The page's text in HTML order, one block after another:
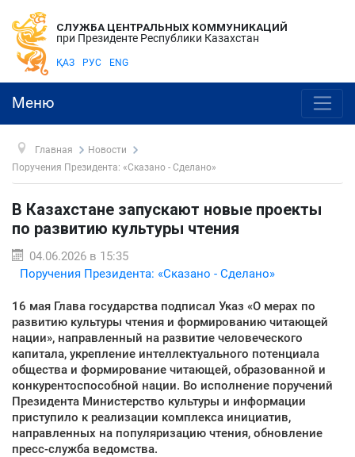
СЛУЖБА ЦЕНТРАЛЬНЫХ КОММУНИКАЦИЙ
при Президенте Республики Казахстан
ҚАЗ РУС ENG
Меню
Главная
Новости
Поручения Президента: «Сказано - Сделано»
В Казахстане запускают новые проекты
по развитию культуры чтения
04.06.2026 в 15:35
Поручения Президента: «Сказано - Сделано»
16 мая Глава государства подписал Указ «О мерах по
развитию культуры чтения и формированию читающей
нации», направленный на развитие человеческого
капитала, укрепление интеллектуального потенциала
общества и формирование читающей, образованной и
конкурентоспособной нации. Во исполнение поручений
Президента Министерство культуры и информации
приступило к реализации комплекса инициатив,
направленных на популяризацию чтения, обновление
пресс-служба ведомства.